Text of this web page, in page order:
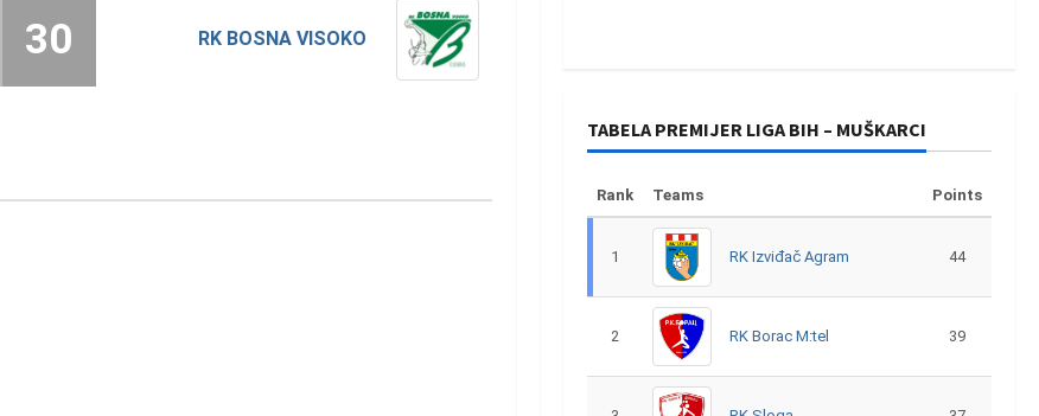
RK BOSNA VISOKO
30
TABELA PREMIJER LIGA BIH – MUŠKARCI
Rank Teams Points
1 RK Izviđač Agram 44
2 RK Borac M:tel 39